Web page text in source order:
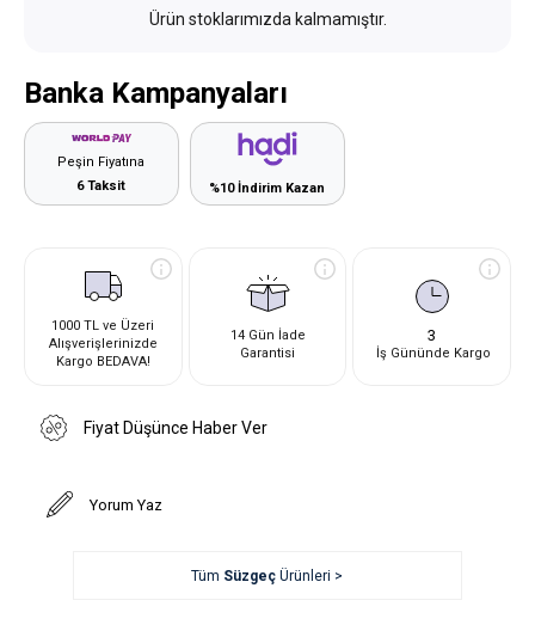
Ürün stoklarımızda kalmamıştır.
Banka Kampanyaları
Peşin Fiyatına
6 Taksit
%10 İndirim Kazan
1000 TL ve Üzeri
Alışverişlerinizde
Kargo BEDAVA!
14 Gün İade
Garantisi
3
İş Gününde Kargo
Fiyat Düşünce Haber Ver
Yorum Yaz
Tüm Süzgeç Ürünleri >